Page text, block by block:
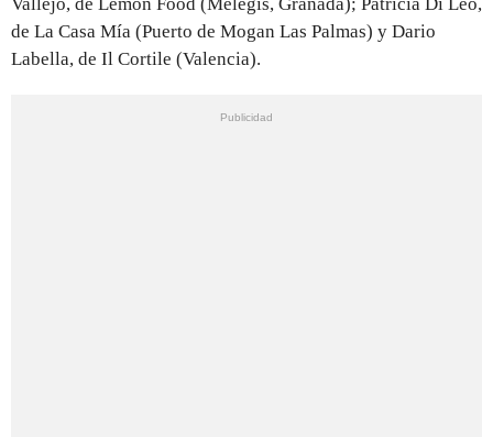
de La Casa Mía (Puerto de Mogan Las Palmas) y Dario
Labella, de Il Cortile (Valencia).